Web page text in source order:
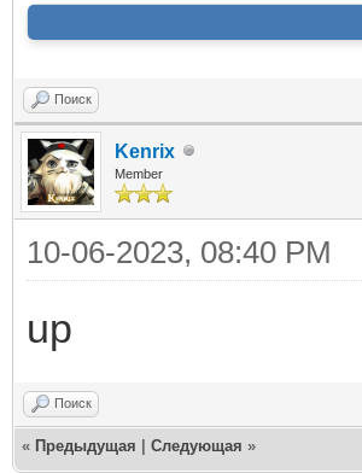
Поиск
Kenrix
Member
10-06-2023, 08:40 PM
up
Поиск
« Предыдущая Следующая »